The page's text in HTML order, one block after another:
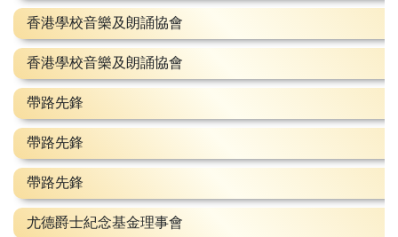
香港學校音樂及朗誦協會
香港學校音樂及朗誦協會
帶路先鋒
帶路先鋒
帶路先鋒
尤德爵士紀念基金理事會